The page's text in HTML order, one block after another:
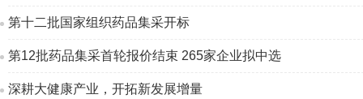
第十二批国家组织药品集采开标
第12批药品集采首轮报价结束 265家企业拟中选
深耕大健康产业，开拓新发展增量